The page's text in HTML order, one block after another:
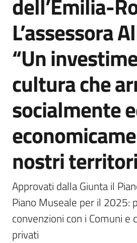
dell’Emilia-
L’assessora
“Un
cultura che
socialmente
nostri
Approvati dalla Giunta il
Piano Museale per il 2025:
convenzioni con i Comuni e
privati